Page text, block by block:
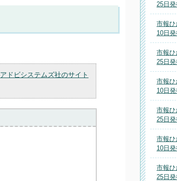
アドビシステムズ社のサイト
25日
市報ひ
10日
市報ひ
25日
市報ひ
10日
市報ひ
25日
市報ひ
10日
市報ひ
25日